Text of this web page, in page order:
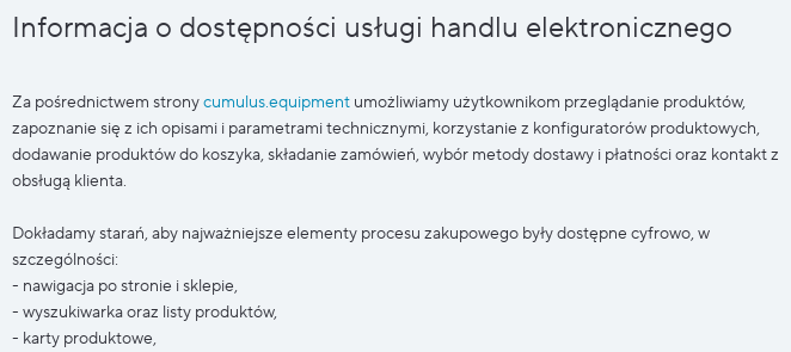
Informacja o dostępności usługi handlu elektronicznego
Za pośrednictwem stronycumulus.equipment umożliwiamy użytkownikom przeglądanie produktów,
zapoznanie się z ich opisami i parametrami technicznymi, korzystanie z konfiguratorów produktowych,
dodawanie produktów do koszyka, składanie zamówień, wybór metody dostawy i płatności oraz kontakt z
obsługą klienta.
Dokładamy starań, aby najważniejsze elementy procesu zakupowego były dostępne cyfrowo, w
szczególności:
- nawigacja po stronie i sklepie,
- wyszukiwarka oraz listy produktów,
- karty produktowe,